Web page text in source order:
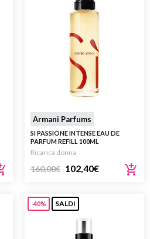
Armani Parfums
SI PASSIONE INTENSE EAU DE
PARFUM REFILL 100ML
Ricarica donna
160,00€ 102,40€
-40% SALDI